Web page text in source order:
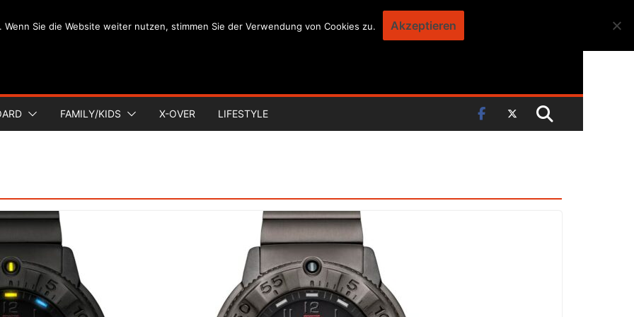
FAMILY/KIDS X-OVER LIFESTYLE
Wenn Sie die Website weiter nutzen, stimmen Sie der Verwendung von Cookies zu. Akzeptieren